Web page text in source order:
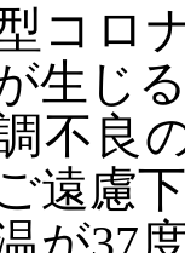
型コロ
生じ
調不良
遠慮下